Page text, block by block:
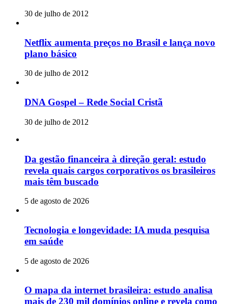
30 de julho de 2012
Netflix aumenta preços no Brasil e lança novo
plano básico
30 de julho de 2012
DNA Gospel – Rede Social Cristã
30 de julho de 2012
Da gestão financeira à direção geral: estudo
revela quais cargos corporativos os brasileiros
mais têm buscado
5 de agosto de 2026
Tecnologia e longevidade: IA muda pesquisa
em saúde
5 de agosto de 2026
O mapa da internet brasileira: estudo analisa
mais de 230 mil domínios online e revela como